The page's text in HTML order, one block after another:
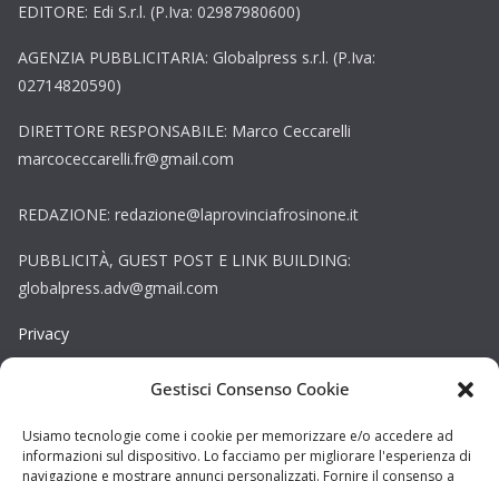
Gestisci Consenso Cookie
Usiamo tecnologie come i cookie per memorizzare e/o accedere ad
informazioni sul dispositivo. Lo facciamo per migliorare l'esperienza di
navigazione e mostrare annunci personalizzati. Fornire il consenso a
EDITORE: Edi S.r.l. (P.Iva: 02987980600)
AGENZIA PUBBLICITARIA: Globalpress s.r.l. (P.Iva:
02714820590)
DIRETTORE RESPONSABILE: Marco Ceccarelli
marcoceccarelli.fr@gmail.com
REDAZIONE: redazione@laprovinciafrosinone.it
PUBBLICITÀ, GUEST POST E LINK BUILDING:
globalpress.adv@gmail.com
Privacy
Copyright © La Provincia Viterbo. Tutti i diritti riservati.
Sito web creato daDAG STUDIO